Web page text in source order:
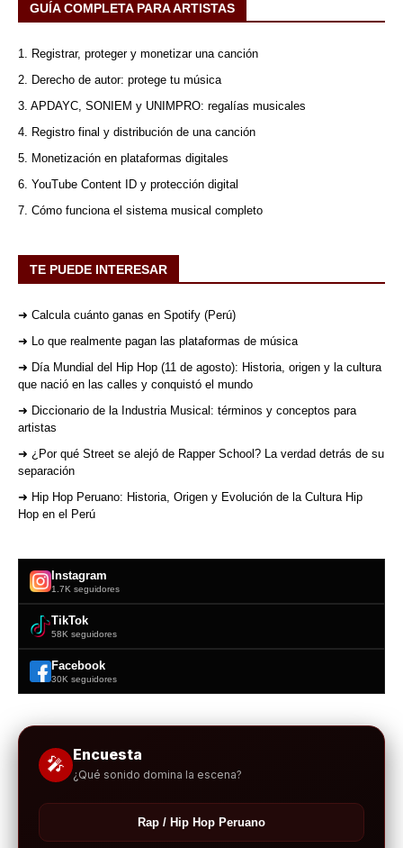
GUÍA COMPLETA PARA ARTISTAS
1. Registrar, proteger y monetizar una canción
2. Derecho de autor: protege tu música
3. APDAYC, SONIEM y UNIMPRO: regalías musicales
4. Registro final y distribución de una canción
5. Monetización en plataformas digitales
6. YouTube Content ID y protección digital
7. Cómo funciona el sistema musical completo
TE PUEDE INTERESAR
➜ Calcula cuánto ganas en Spotify (Perú)
➜ Lo que realmente pagan las plataformas de música
➜ Día Mundial del Hip Hop (11 de agosto): Historia, origen y la cultura
que nació en las calles y conquistó el mundo
➜ Diccionario de la Industria Musical: términos y conceptos para
artistas
➜ ¿Por qué Street se alejó de Rapper School? La verdad detrás de su
separación
➜ Hip Hop Peruano: Historia, Origen y Evolución de la Cultura Hip
Hop en el Perú
Instagram
1.7K seguidores
TikTok
58K seguidores
Facebook
30K seguidores
🎤 Encuesta
¿Qué sonido domina la escena?
Rap / Hip Hop Peruano